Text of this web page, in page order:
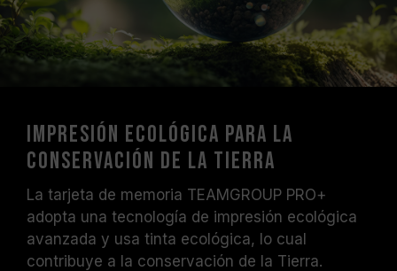
Impresión ecológica para la
conservación de la Tierra
La tarjeta de memoria TEAMGROUP PRO+
adopta una tecnología de impresión ecológica
avanzada y usa tinta ecológica, lo cual
contribuye a la conservación de la Tierra.